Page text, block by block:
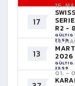
17
16.
R2 -
23:59
13
14.
2026
23:59
01. -